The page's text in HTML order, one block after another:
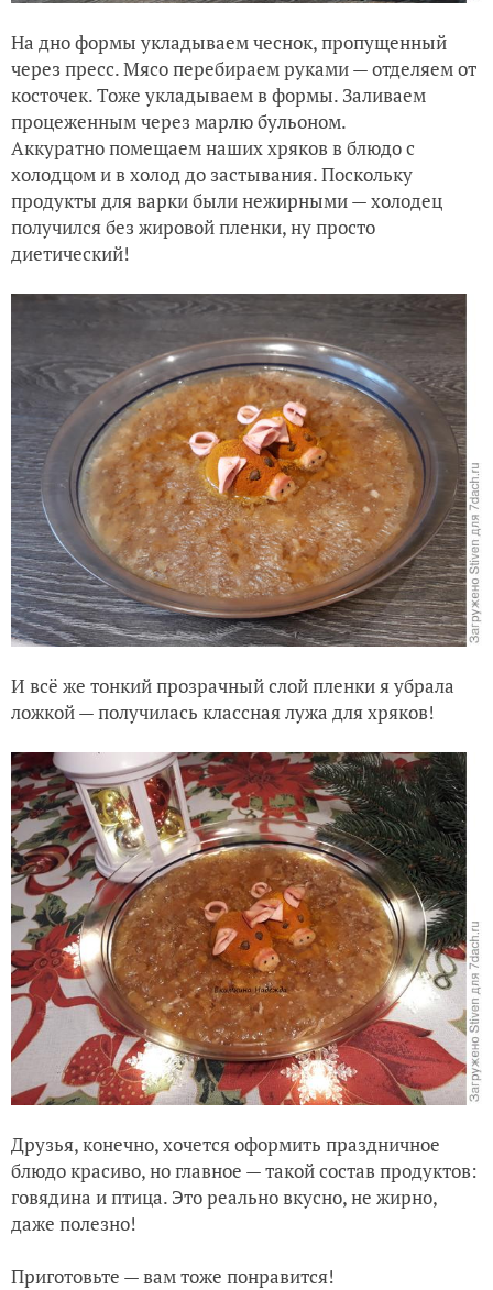
На дно формы укладываем чеснок, пропущенный
через пресс. Мясо перебираем руками — отделяем от
косточек. Тоже укладываем в формы. Заливаем
процеженным через марлю бульоном.
Аккуратно помещаем наших хряков в блюдо с
холодцом и в холод до застывания. Поскольку
продукты для варки были нежирными — холодец
получился без жировой пленки, ну просто
диетический!
И всё же тонкий прозрачный слой пленки я убрала
ложкой — получилась классная лужа для хряков!
Друзья, конечно, хочется оформить праздничное
блюдо красиво, но главное — такой состав продуктов:
говядина и птица. Это реально вкусно, не жирно,
даже полезно!
Приготовьте — вам тоже понравится!